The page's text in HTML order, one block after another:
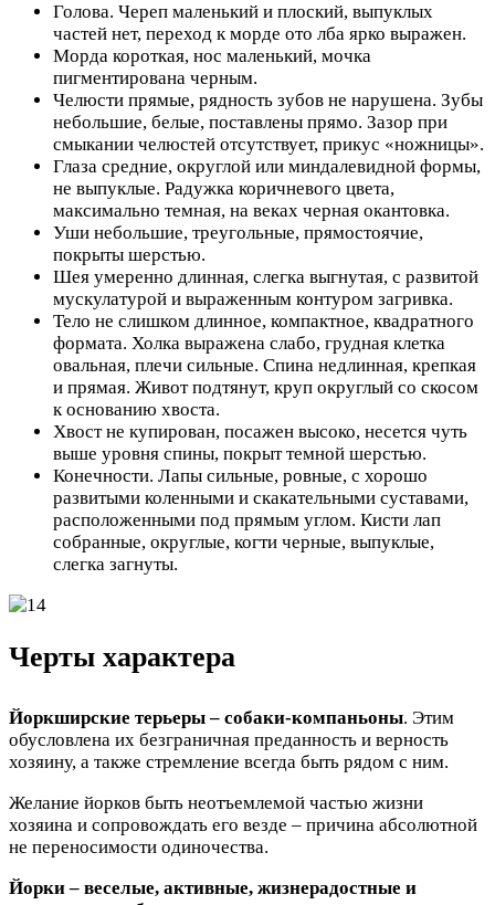
Голова. Череп маленький и плоский, выпуклых
частей нет, переход к морде ото лба ярко выражен.
Морда короткая, нос маленький, мочка
пигментирована черным.
Челюсти прямые, рядность зубов не нарушена. Зубы
небольшие, белые, поставлены прямо. Зазор при
смыкании челюстей отсутствует, прикус «ножницы».
Глаза средние, округлой или миндалевидной формы,
не выпуклые. Радужка коричневого цвета,
максимально темная, на веках черная окантовка.
Уши небольшие, треугольные, прямостоячие,
покрыты шерстью.
Шея умеренно длинная, слегка выгнутая, с развитой
мускулатурой и выраженным контуром загривка.
Тело не слишком длинное, компактное, квадратного
формата. Холка выражена слабо, грудная клетка
овальная, плечи сильные. Спина недлинная, крепкая
и прямая. Живот подтянут, круп округлый со скосом
к основанию хвоста.
Хвост не купирован, посажен высоко, несется чуть
выше уровня спины, покрыт темной шерстью.
Конечности. Лапы сильные, ровные, с хорошо
развитыми коленными и скакательными суставами,
расположенными под прямым углом. Кисти лап
собранные, округлые, когти черные, выпуклые,
слегка загнуты.
Черты характера
Йоркширские терьеры – собаки-компаньоны. Этим
обусловлена их безграничная преданность и верность
хозяину, а также стремление всегда быть рядом с ним.
Желание йорков быть неотъемлемой частью жизни
хозяина и сопровождать его везде – причина абсолютной
не переносимости одиночества.
Йорки – веселые, активные, жизнерадостные и